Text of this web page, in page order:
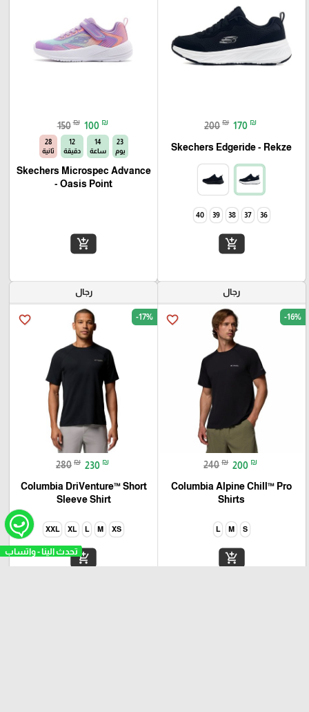
200 ₪ 170 ₪
Skechers Edgeride - Rekze‏
36
37
38
39
40
add_shopping_cart
150 ₪ 100 ₪
23
يوم
14
ساعة
12
دقيقة
27
ثانية
Skechers Microspec Advance
- Oasis Point
add_shopping_cart
رجال
favorite_border -16%
240 ₪ 200 ₪
Columbia Alpine Chill™ Pro
Shirts
S
M
L
add_shopping_cart
رجال
favorite_border -17%
280 ₪ 230 ₪
Columbia DriVenture™ Short
Sleeve Shirt
XS
M
L
XL
XXL
add_shopping_cart